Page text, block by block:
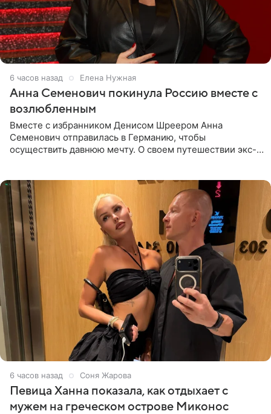
6 часов назад Елена Нужная
Анна Семенович покинула Россию вместе с
возлюбленным
Вместе с избранником Денисом Шреером Анна
Семенович отправилась в Германию, чтобы
осуществить давнюю мечту. О своем путешествии экс-
6 часов назад Соня Жарова
Певица Ханна показала, как отдыхает с
мужем на греческом острове Миконос